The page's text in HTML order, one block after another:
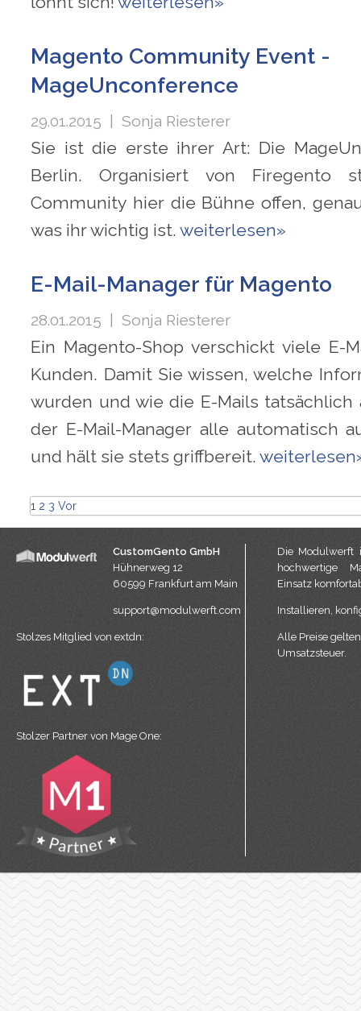
Magento Community Event -
MageUnconference
29.01.2015 | Sonja Riesterer
Sie ist die erste ihrer Art: Die
Berlin. Organisiert von Firegento
Community hier die Bühne offen,
was ihr wichtig ist.weiterlesen»
E-Mail-Manager für Magento
28.01.2015 | Sonja Riesterer
Ein Magento-Shop verschickt viele E-
Kunden. Damit Sie wissen, welche
wurden und wie die E-Mails tatsächlich
der E-Mail-Manager alle automatisch
und hält sie stets griffbereit.
1 2 3 Vor
CustomGento GmbH
Hühnerweg 12
60599 Frankfurt am Main
support@modulwerft.com
Stolzes Mitglied von extdn:
Stolzer Partner von Mage One:
Die Modulwerft
hochwertige
Einsatz
Installieren,
Alle Preise
Umsatzsteuer.